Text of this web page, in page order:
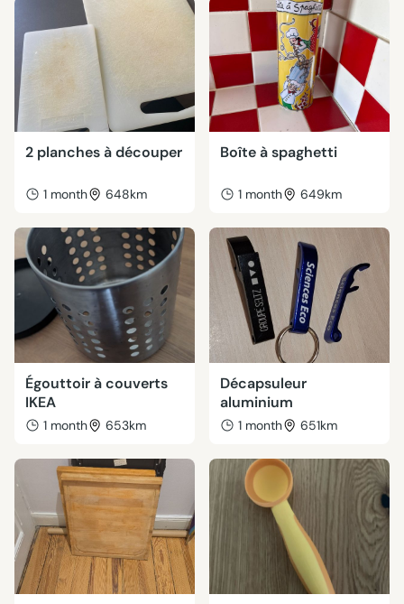
2 planches à découper
1 month 648km
Boîte à spaghetti
1 month 649km
Égouttoir à couverts
IKEA
1 month 653km
Décapsuleur
aluminium
1 month 651km